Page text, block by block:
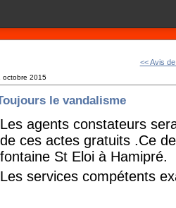
<< Avis
octobre 2015
le vandalisme
Les agents constateurs
de ces actes gratuits .Ce
fontaine St Eloi à Hamipré.
Les services compétents